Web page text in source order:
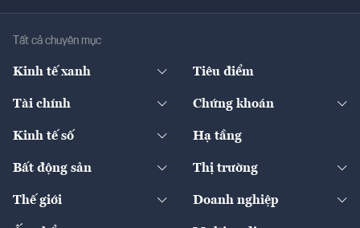
Tất cả chuyên mục
Kinh tế xanh
Diễn đàn
Tiêu điểm
Tài chính
Ngân hàng
Bảo hiểm
Chứng khoán
Doanh nghiệp niêm yết
Kinh tế số
Sản phẩm - Thị trường
Hạ tầng
Bất động sản
Chính sách
Thị trường
Thế giới
Kinh tế
Doanh nghiệp